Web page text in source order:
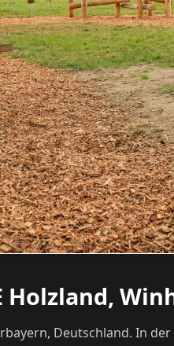
Holzland,
Deutschland. In